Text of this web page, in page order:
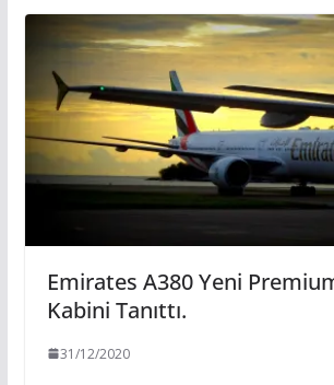
Emirates A380 Yeni
Kabini Tanıttı.
31/12/2020